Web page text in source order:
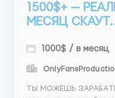
1500$+ —
МЕСЯЦ
1000$ / в месяц
ТЫ МОЖЕШЬ